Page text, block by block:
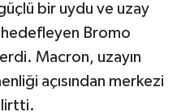
bir uydu ve uzay
hedefleyen Bromo
Macron, uzayın
açısından merkezi